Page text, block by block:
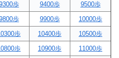
歩 9400歩
9500歩
歩 9900歩
10000歩
歩 10400歩
10500歩
歩 10900歩 11000歩